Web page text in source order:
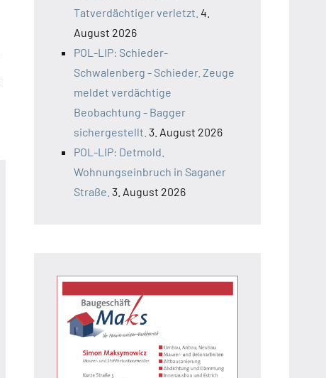
Tatverdächtiger verletzt. 4.
August 2026
POL-LIP: Schieder-
Schwalenberg - Schieder. Zeuge
meldet verdächtige
Beobachtung - Bagger
sichergestellt. 3. August 2026
POL-LIP: Detmold.
Wohnungseinbruch in Saganer
Straße. 3. August 2026